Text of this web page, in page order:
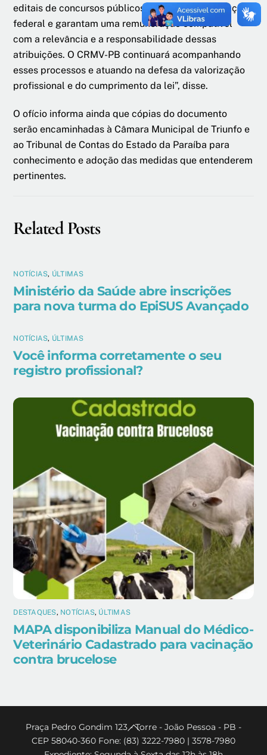
editais de concursos públicos respeitem a legislação
federal e garantam uma remuneração compatível
com a relevância e a responsabilidade dessas
atribuições. O CRMV-PB continuará acompanhando
esses processos e atuando na defesa da valorização
profissional e do cumprimento da lei”, disse.
O ofício informa ainda que cópias do documento
serão encaminhadas à Câmara Municipal de Triunfo e
ao Tribunal de Contas do Estado da Paraíba para
conhecimento e adoção das medidas que entenderem
pertinentes.
Related Posts
NOTÍCIAS, ÚLTIMAS
Ministério da Saúde abre inscrições
para nova turma do EpiSUS Avançado
NOTÍCIAS, ÚLTIMAS
Você informa corretamente o seu
registro profissional?
DESTAQUES, NOTÍCIAS, ÚLTIMAS
MAPA disponibiliza Manual do Médico-
Veterinário Cadastrado para vacinação
contra brucelose
Back
To
Praça Pedro Gondim 123 - Torre - João Pessoa - PB -
CEP 58040-360 Fone: (83) 3222-7980 | 3578-7980